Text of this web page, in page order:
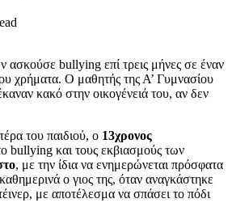
bullying επί τρεις μήνες σε έναν
χρήματα. Ο μαθητής της Α’ Γυμνασίου
κακό στην οικογένειά του, αν δεν
του παιδιού, ο 13χρονος
bullying και τους εκβιασμούς των
, με την ίδια να ενημερώνεται πρόσφατα
ο γιος της, όταν αναγκάστηκε
με αποτέλεσμα να σπάσει το πόδι